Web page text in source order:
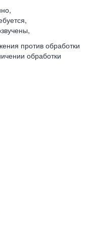
против обработки
обработки